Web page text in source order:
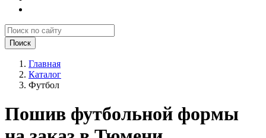
Поиск
Главная
Каталог
Футбол
Пошив футбольной формы